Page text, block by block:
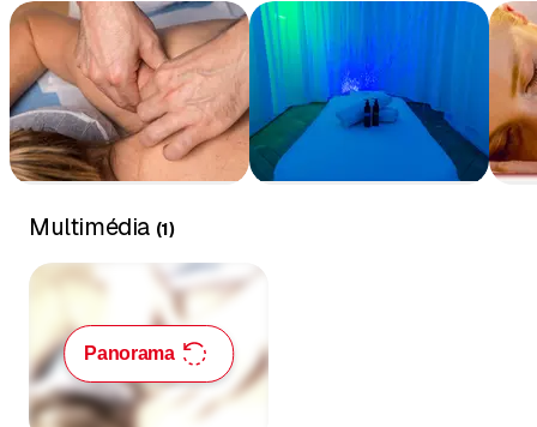
Multimédia (1)
Panorama